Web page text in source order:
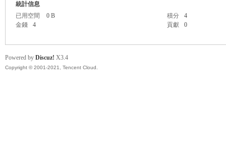
統計信息
已用空間
0 B 積分
4
金錢
4 貢獻 0
Powered by Discuz! X3.4
Copyright © 2001-2021, Tencent Cloud.